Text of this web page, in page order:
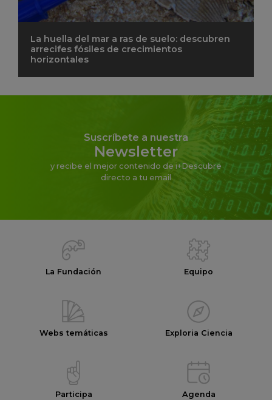
La huella del mar a ras de suelo: descubren
arrecifes fósiles de crecimientos
horizontales
Suscríbete a nuestra
Newsletter
y recibe el mejor contenido de i+Descubre
directo a tu email
La Fundación Equipo
Webs temáticas Exploria Ciencia
Participa Agenda